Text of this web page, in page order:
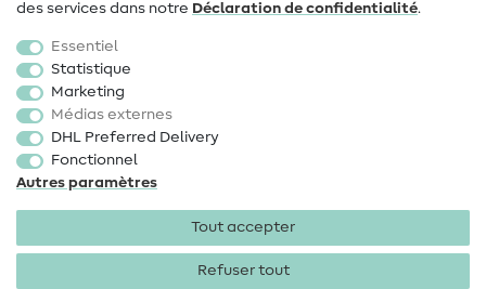
Accessoires de couture
Promotions
des services dans notre Déclaration de confidentialité.
Essentiel
Statistique
Marketing
Médias externes
DHL Preferred Delivery
Fonctionnel
Autres paramètres
Tout accepter
Refuser tout
Mentions légales Protection des données CGV
Droit